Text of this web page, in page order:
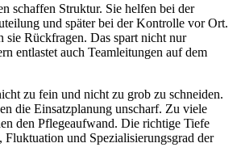
schaffen Struktur. Sie helfen bei der
und später bei der Kontrolle vor Ort.
sie Rückfragen. Das spart nicht nur
entlastet auch Teamleitungen auf dem
zu fein und nicht zu grob zu schneiden.
die Einsatzplanung unscharf. Zu viele
den Pflegeaufwand. Die richtige Tiefe
Fluktuation und Spezialisierungsgrad der